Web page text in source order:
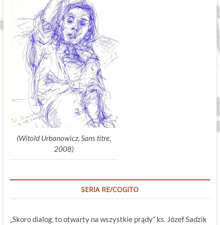
(Witold Urbanowicz, Sans titre,
2008)
SERIA RE/COGITO
„Skoro dialog, to otwarty na wszystkie prądy” ks. Józef Sadzik